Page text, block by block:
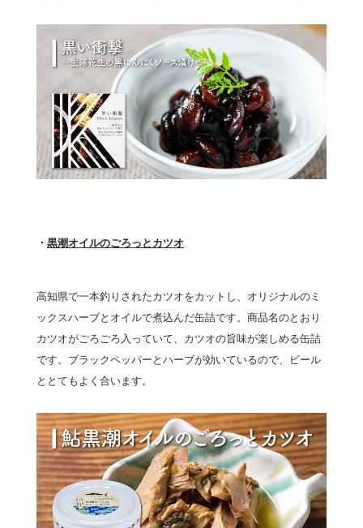
・ 黒潮オイルのごろっとカツオ
高知県で一本釣りされたカツオをカットし、オリジナルのミ
ックスハーブとオイルで煮込んだ缶詰です。商品名のとおり
カツオがごろごろ入っていて、カツオの旨味が楽しめる缶詰
です。ブラックペッパーとハーブが効いているので、ビール
ととてもよく合います。